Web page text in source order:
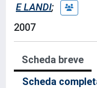
E LANDI;
2007
Scheda breve
Scheda